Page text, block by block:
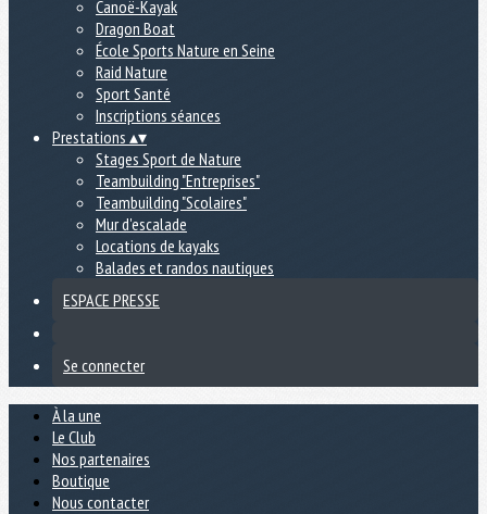
Canoë-Kayak
Dragon Boat
École Sports Nature en Seine
Raid Nature
Sport Santé
Inscriptions séances
Prestations ▴▾
Stages Sport de Nature
Teambuilding "Entreprises"
Teambuilding "Scolaires"
Mur d'escalade
Locations de kayaks
Balades et randos nautiques
ESPACE PRESSE
Se connecter
À la une
Le Club
Nos partenaires
Boutique
Nous contacter